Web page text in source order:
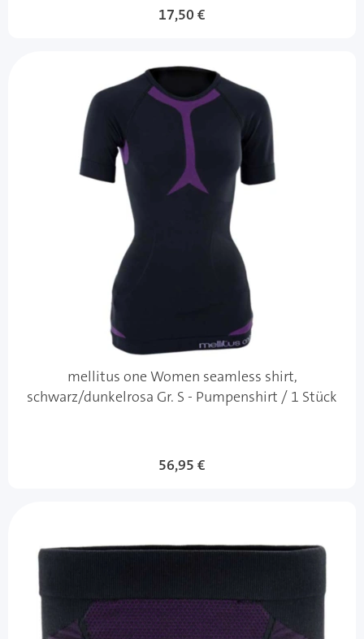
17,50 €
mellitus one Women seamless shirt,
schwarz/dunkelrosa Gr. S - Pumpenshirt / 1 Stück
56,95 €